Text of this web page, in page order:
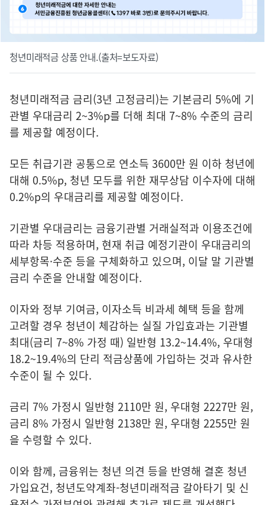
청년미래적금 상품 안내.(출처=보도자료)
청년미래적금 금리(3년 고정금리)는 기본금리 5%에 기
관별 우대금리 2~3%p를 더해 최대 7~8% 수준의 금리
를 제공할 예정이다.
모든 취급기관 공통으로 연소득 3600만 원 이하 청년에
대해 0.5%p, 청년 모두를 위한 재무상담 이수자에 대해
0.2%p의 우대금리를 제공할 예정이다.
기관별 우대금리는 금융기관별 거래실적과 이용조건에
따라 차등 적용하며, 현재 취급 예정기관이 우대금리의
세부항목·수준 등을 구체화하고 있으며, 이달 말 기관별
금리 수준을 안내할 예정이다.
이자와 정부 기여금, 이자소득 비과세 혜택 등을 함께
고려할 경우 청년이 체감하는 실질 가입효과는 기관별
최대(금리 7~8% 가정 때) 일반형 13.2~14.4%, 우대형
18.2~19.4%의 단리 적금상품에 가입하는 것과 유사한
수준이 될 수 있다.
금리 7% 가정시 일반형 2110만 원, 우대형 2227만 원,
금리 8% 가정시 일반형 2138만 원, 우대형 2255만 원
을 수령할 수 있다.
이와 함께, 금융위는 청년 의견 등을 반영해 결혼 청년
가입요건, 청년도약계좌-청년미래적금 갈아타기 및 신